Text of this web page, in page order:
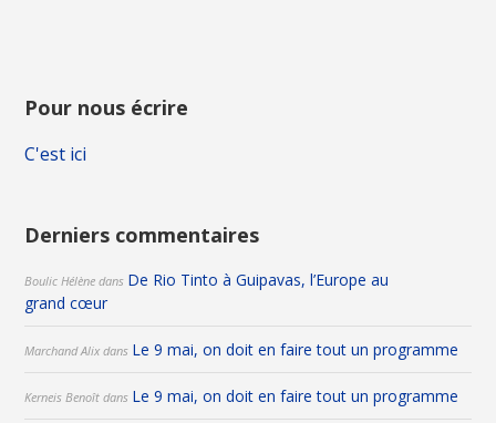
Pour nous écrire
C'est ici
Derniers commentaires
Boulic Hélène dans De Rio Tinto à Guipavas, l’Europe au
grand cœur
Marchand Alix dans Le 9 mai, on doit en faire tout un programme
Kerneis Benoît dans Le 9 mai, on doit en faire tout un programme